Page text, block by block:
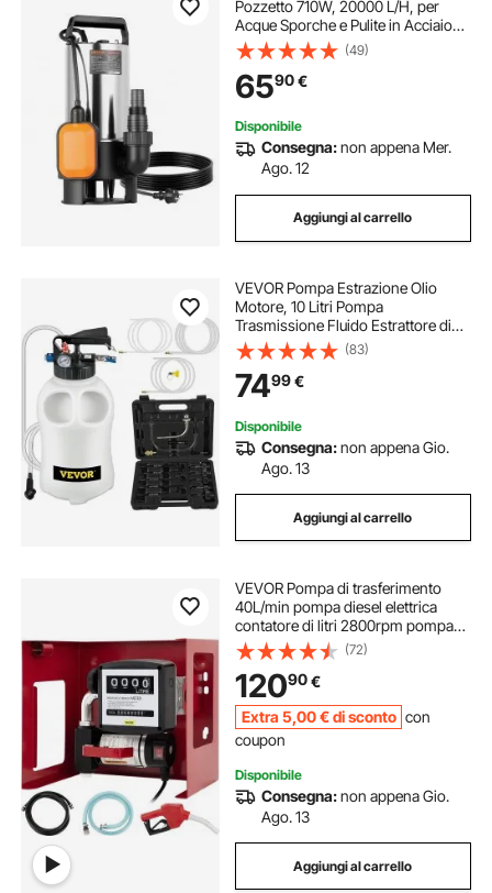
Pozzetto 710W, 20000 L/H, per
Acque Sporche e Pulite in Acciaio
Inox con Interruttore a Galleggiante
Automatico, Cavo Lungo,
Sollevamento max. 9 m, per
Piscine, Giardino
(49)
6590€
Disponibile
Consegna:non appena Mer.
Ago. 12
Aggiungi al carrello
VEVOR Pompa Estrazione Olio
Motore, 10 Litri Pompa
Trasmissione Fluido Estrattore di
Olio, 10L ATF Kit Cambio Olio
Manuale Sistema di Riempimento
Pompa del Liquido Strumento con
14 Adattatori Comuni
(83)
7499€
Disponibile
Consegna:non appena Gio.
Ago. 13
Aggiungi al carrello
VEVOR Pompa di trasferimento
40L/min pompa diesel elettrica
contatore di litri 2800rpm pompa
diesel elettrica automatica 220V
pompa olio inverso autoadescante
(72)
12090€
Extra 5,00 €di sconto con
coupon
Disponibile
Consegna:non appena Gio.
Ago. 13
Aggiungi al carrello